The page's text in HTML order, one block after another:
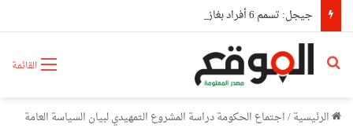
جيجل: تسمم 6 أفراد بغاز أحادي أكسيد الكربون
القائمة بحث عن
الرئيسية/اجتماع الحكومة دراسة المشروع التمهيدي لبيان السياسة العامة